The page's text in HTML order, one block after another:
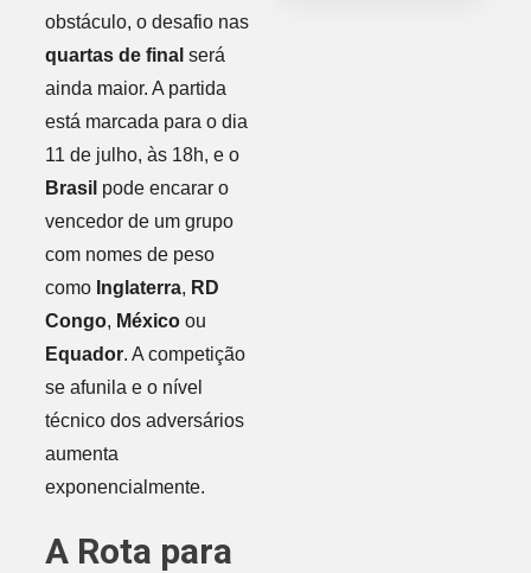
obstáculo, o desafio nas
quartas de final será
ainda maior. A partida
está marcada para o dia
11 de julho, às 18h, e o
Brasil pode encarar o
vencedor de um grupo
com nomes de peso
como Inglaterra, RD
Congo, Méxicoou
Equador. A competição
se afunila e o nível
técnico dos adversários
aumenta
exponencialmente.
A Rota para